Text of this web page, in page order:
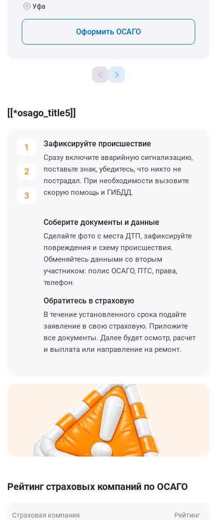
Уфа
Оформить ОСАГО
[[*osago_title5]]
1
2
3
Зафиксируйте происшествие
Сразу включите аварийную сигнализацию,
поставьте знак, убедитесь, что никто не
пострадал. При необходимости вызовите
скорую помощь и ГИБДД.
Соберите документы и данные
Сделайте фото с места ДТП, зафиксируйте
повреждения и схему происшествия.
Обменяйтесь данными со вторым
участником: полис ОСАГО, ПТС, права,
телефон.
Обратитесь в страховую
В течение установленного срока подайте
заявление в свою страховую. Приложите
все документы. Далее будет осмотр, расчет
и выплата или направление на ремонт.
Рейтинг страховых компаний по ОСАГО
Страховая компания Рейтинг